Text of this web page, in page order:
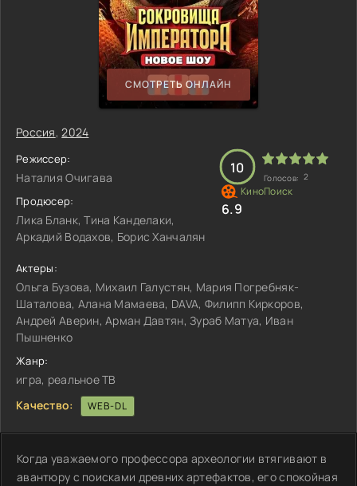
СМОТРЕТЬ ОНЛАЙН
Россия,2024
Режиссер:
Наталия Очигава
Продюсер:
Лика Бланк, Тина Канделаки,
Аркадий Водахов, Борис Ханчалян
10
Голосов: 2
6.9
Актеры:
Ольга Бузова, Михаил Галустян, Мария Погребняк-
Шаталова, Алана Мамаева, DAVA, Филипп Киркоров,
Андрей Аверин, Арман Давтян, Зураб Матуа, Иван
Пышненко
Жанр:
игра, реальное ТВ
Качество:
WEB-DL
Когда уважаемого профессора археологии втягивают в
авантюру с поисками древних артефактов, его спокойная